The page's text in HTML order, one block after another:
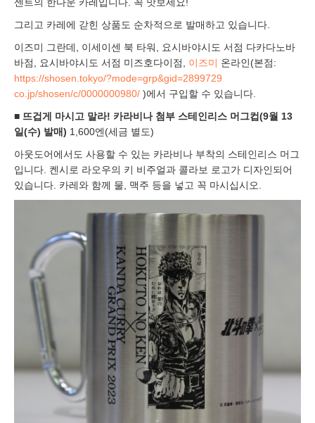
그리고 카레에 갇힌 상품도 순차적으로 발매하고 있습니다.
이즈미 그란데, 이세이센 북 타워, 요시바야시도 서점 다카다노바
바점, 요시바야시도 서점 미즈호다이점, 이즈미 온라인(본점:
https://shosen.tokyo/?mode=grp&gid=2899729
co.jp/shosen/c/0000000980/ )에서 구입할 수 있습니다.
■ 뜨겁게 마시고 말라! 카라비나 첨부 스테인리스 머그컵(9월 13
일(수) 발매) 1,600엔(세금 별도)
아웃도어에서도 사용할 수 있는 카라비나 부착의 스테인리스 머그
입니다. 켄시로 라오우의 키 비주얼과 콜라보 로고가 디자인되어
있습니다. 카레와 함께 물, 맥주 등을 넣고 꼭 마시십시오.